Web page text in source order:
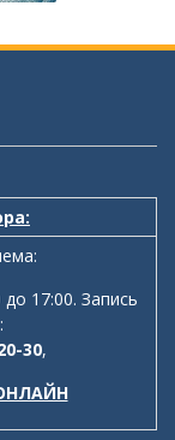
17:00. Запись
30,